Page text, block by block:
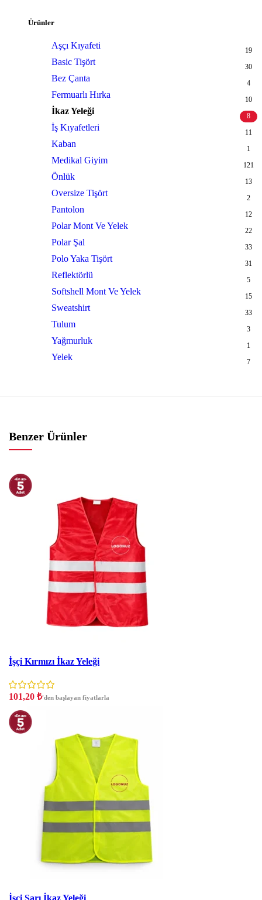
Ürünler
Aşçı Kıyafeti 19
Basic Tişört 30
Bez Çanta 4
Fermuarlı Hırka 10
İkaz Yeleği 8
İş Kıyafetleri 11
Kaban 1
Medikal Giyim 121
Önlük 13
Oversize Tişört 2
Pantolon 12
Polar Mont Ve Yelek 22
Polar Şal 33
Polo Yaka Tişört 31
Reflektörlü 5
Softshell Mont Ve Yelek 15
Sweatshirt 33
Tulum 3
Yağmurluk 1
Yelek 7
Benzer Ürünler
İşçi Kırmızı İkaz Yeleği
101,20 ₺'den başlayan fiyatlarla
İşçi Sarı İkaz Yeleği